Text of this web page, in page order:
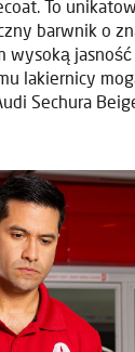
To
barwnik o
wysoką
lakiernicy
Sechura